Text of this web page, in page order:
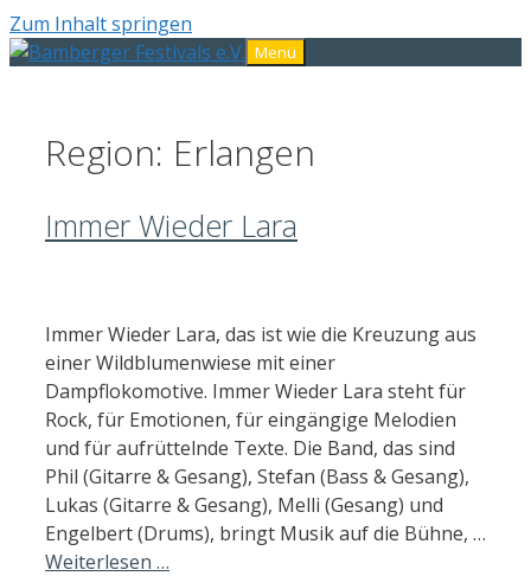
Zum Inhalt springen
Menü
Region: Erlangen
Immer Wieder Lara
Immer Wieder Lara, das ist wie die Kreuzung aus
einer Wildblumenwiese mit einer
Dampflokomotive. Immer Wieder Lara steht für
Rock, für Emotionen, für eingängige Melodien
und für aufrüttelnde Texte. Die Band, das sind
Phil (Gitarre & Gesang), Stefan (Bass & Gesang),
Lukas (Gitarre & Gesang), Melli (Gesang) und
Engelbert (Drums), bringt Musik auf die Bühne, …
Weiterlesen …